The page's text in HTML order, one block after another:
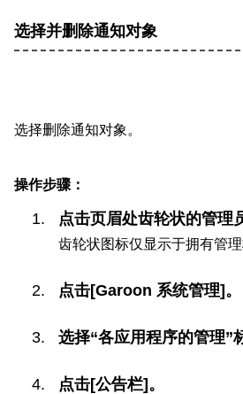
选择并删除通知对象
选择删除通知对象。
操作步骤：
点击页眉处齿轮状的管理
齿轮状图标仅显示于拥有管理
点击[Garoon 系统管理]。
选择“各应用程序的管理”
点击[公告栏]。